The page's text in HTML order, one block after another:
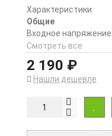
Характеристики
Общие
Входное напряжение
Смотреть все
2 190 ₽
Нашли дешевле